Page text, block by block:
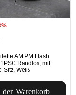
AM.PM Flash
Randlos, mit
Sitz, Weiß
den Warenkorb